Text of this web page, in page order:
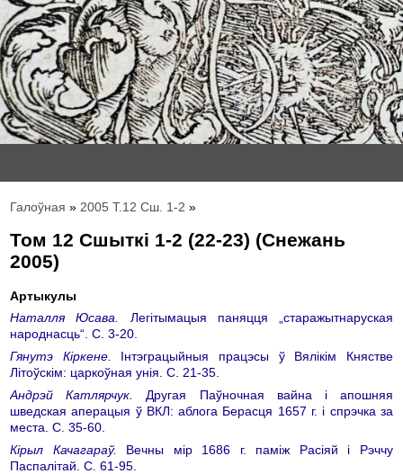
Галоўная » 2005 Т.12 Сш. 1-2 »
Том 12 Сшыткі 1-2 (22-23) (Снежань
2005)
Артыкулы
Наталля Юсава.
Легітымацыя паняцця „старажытнаруская
народнасць“. С. 3-20.
Гянутэ Кіркене.
Інтэграцыйныя працэсы ў Вялікім Княстве
Літоўскім: царкоўная унія. С. 21-35.
Андрэй Катлярчук.
Другая Паўночная вайна і апошняя
шведская аперацыя ў ВКЛ: аблога Берaсця 1657 г. і спрэчка за
места. С. 35-60.
Кірыл Качагараў.
Вечны мір 1686 г. паміж Расіяй і Рэччу
Паспалітай. С. 61-95.